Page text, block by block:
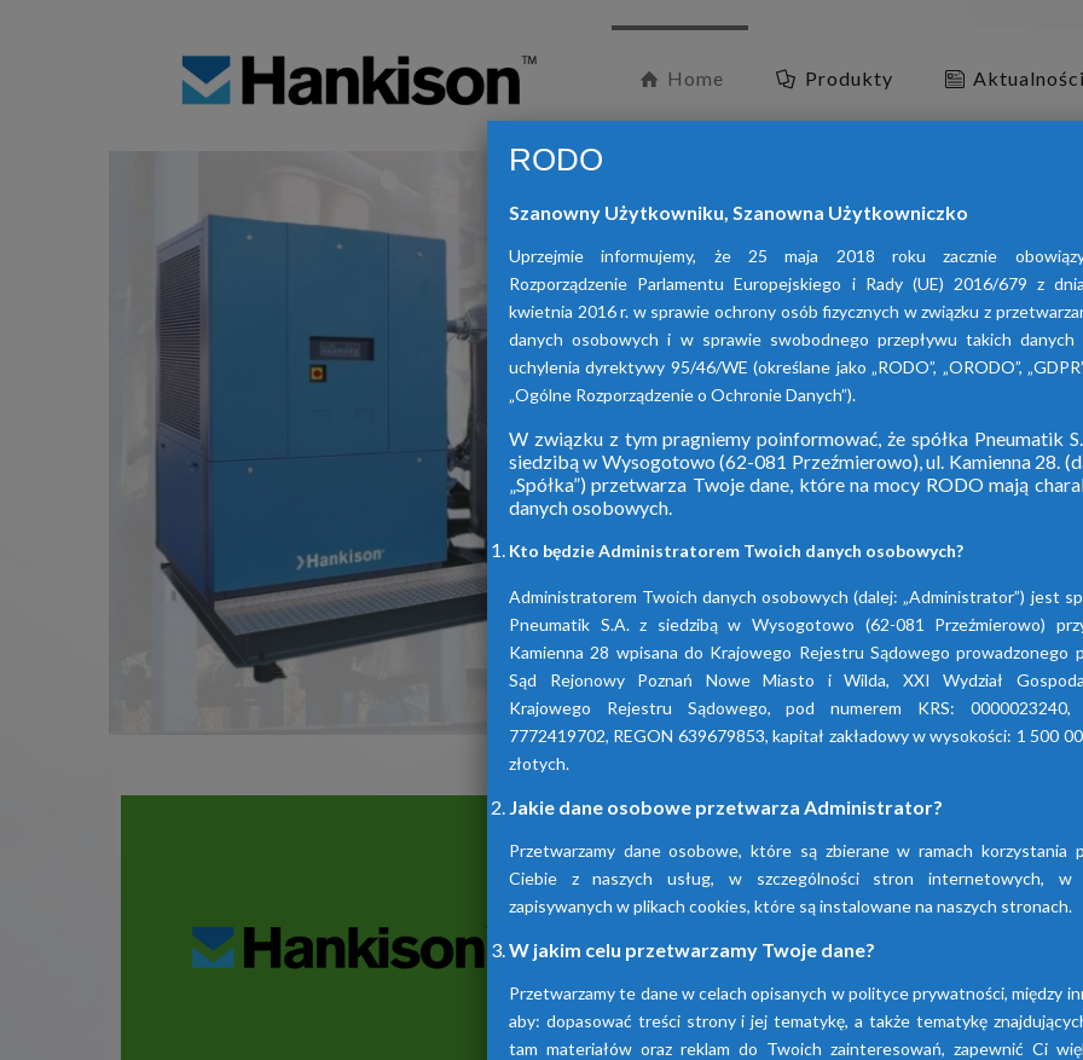
Home Produkty Aktualności
W ofercie naszej
Firma Pneumatik pojawiła się na rynku w
technice sprężonego powietrza,
wyspecjalizowanych urządzeń.
Dowiedz się więcej
RODO
Szanowny Użytkowniku, Szanowna Użytkowniczko
Uprzejmie informujemy, że 25 maja 2018 roku zacznie
Rozporządzenie Parlamentu Europejskiego i Rady (UE) 2016/679 z
kwietnia 2016 r. w sprawie ochrony osób fizycznych w związku z
danych osobowych i w sprawie swobodnego przepływu takich danych
uchylenia dyrektywy 95/46/WE (określane jako „RODO”, „ORODO”,
„Ogólne Rozporządzenie o Ochronie Danych”).
W związku z tym pragniemy poinformować, że spółka Pneumatik
siedzibą w Wysogotowo (62-081 Przeźmierowo), ul. Kamienna 28.
„Spółka”) przetwarza Twoje dane, które na mocy RODO mają
danych osobowych.
Kto będzie Administratorem Twoich danych osobowych?
Administratorem Twoich danych osobowych (dalej: „Administrator”) jest
Pneumatik S.A. z siedzibą w Wysogotowo (62-081 Przeźmierowo)
Kamienna 28 wpisana do Krajowego Rejestru Sądowego prowadzonego
Sąd Rejonowy Poznań Nowe Miasto i Wilda, XXI Wydział
Krajowego Rejestru Sądowego, pod numerem KRS: 0000023240,
7772419702, REGON 639679853, kapitał zakładowy w wysokości: 1 500
złotych.
Jakie dane osobowe przetwarza Administrator?
Przetwarzamy dane osobowe, które są zbierane w ramach korzystania
Ciebie z naszych usług, w szczególności stron internetowych, w
zapisywanych w plikach cookies, które są instalowane na naszych stronach.
W jakim celu przetwarzamy Twoje dane?
Przetwarzamy te dane w celach opisanych w polityce prywatności, między
aby: dopasować treści strony i jej tematykę, a także tematykę
tam materiałów oraz reklam do Twoich zainteresowań, zapewnić Ci